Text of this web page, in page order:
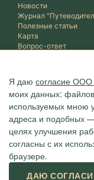
Я даю согласие
моих данных:
используемых мною
адреса и подобных
целях улучшения
согласны с их
браузере.
ДАЮ
Новости
Журнал
Полезные статьи
Карта
Вопрос-ответ
Агентство "ОНИКС",